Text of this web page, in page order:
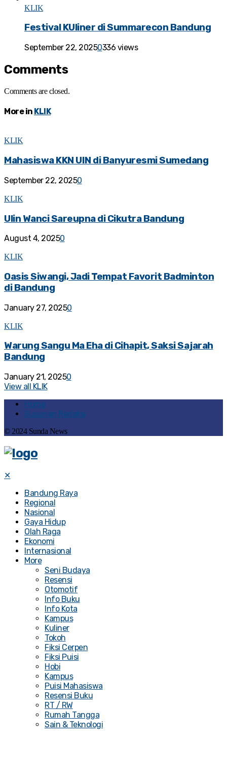
KLIK
Festival KUliner di Summarecon Bandung
September 22, 20250336 views
Comments
Comments are closed.
More in KLIK
KLIK
Mahasiswa KKN UIN di Banyuresmi Sumedang
September 22, 20250
KLIK
Ulin Wanci Sareupna di Cikutra Bandung
August 4, 20250
KLIK
Oasis Siwangi, Jadi Tempat Favorit Badminton
di Bandung
January 27, 20250
KLIK
Warung Sangu Ma Eha di Cihapit, Saksi Sajarah
Bandung
January 21, 20250
View all KLIK
Home
Susunan Redaksi
© 2024 Sunda News
✕
Bandung Raya
Regional
Nasional
Gaya Hidup
Olah Raga
Ekonomi
Internasional
More
Seni Budaya
Resensi
Otomotif
Info Buku
Info Kota
Kampus
Kuliner
Tokoh
Fiksi Cerpen
Fiksi Puisi
Hobi
Kampus
Puisi Mahasiswa
Resensi Buku
RT / RW
Rumah Tangga
Sain & Teknologi